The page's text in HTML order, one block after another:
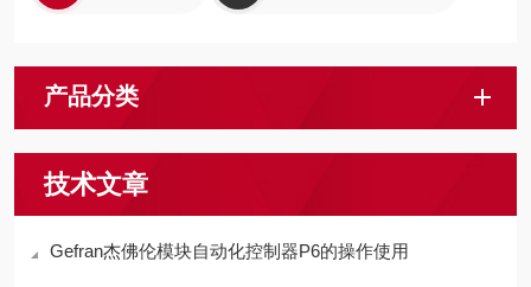
产品分类
技术文章
Gefran杰佛伦模块自动化控制器P6的操作使用